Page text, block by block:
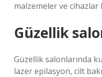
malzemeler ve cihazlar
Güzellik
Güzellik salonlarında
lazer epilasyon, cilt